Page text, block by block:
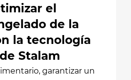
el
de la
la tecnología
Stalam
garantizar un